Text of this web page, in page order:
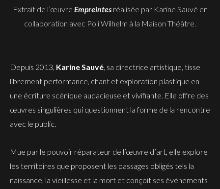
Extrait de l’œuvre Empreintesréalisée par Karine Sauvé en
collaboration avec Poli Wilhelm à la Maison Théâtre.
Depuis 2013, Karine Sauvé, sa directrice artistique, tisse
librement performance, chant et exploration plastique en
une écriture scénique audacieuse et vivifiante. Elle offre des
œuvres singulières qui questionnent la forme de la rencontre
avec le public.
Mue par le pouvoir réparateur de l’œuvre d’art, elle explore
les territoires que proposent les passages obligés tels la
naissance, la vieillesse et la mort et conçoit ses événements